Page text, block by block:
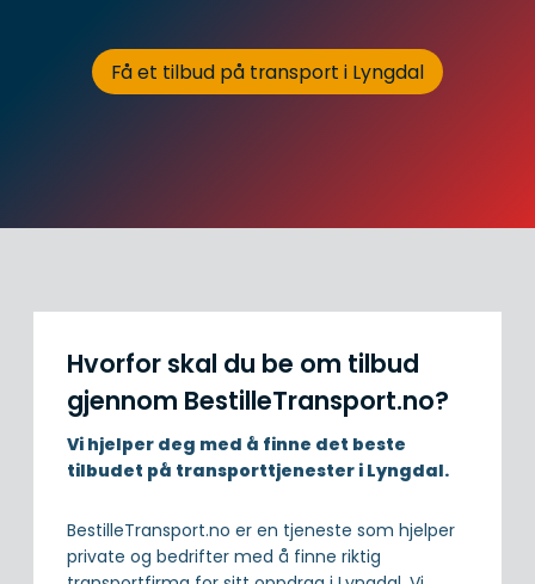
Få et tilbud på transport i Lyngdal
Hvorfor skal du be om tilbud
gjennom BestilleTransport.no?
Vi hjelper deg med å finne det beste
tilbudet på transporttjenester i Lyngdal.
BestilleTransport.no er en tjeneste som hjelper
private og bedrifter med å finne riktig